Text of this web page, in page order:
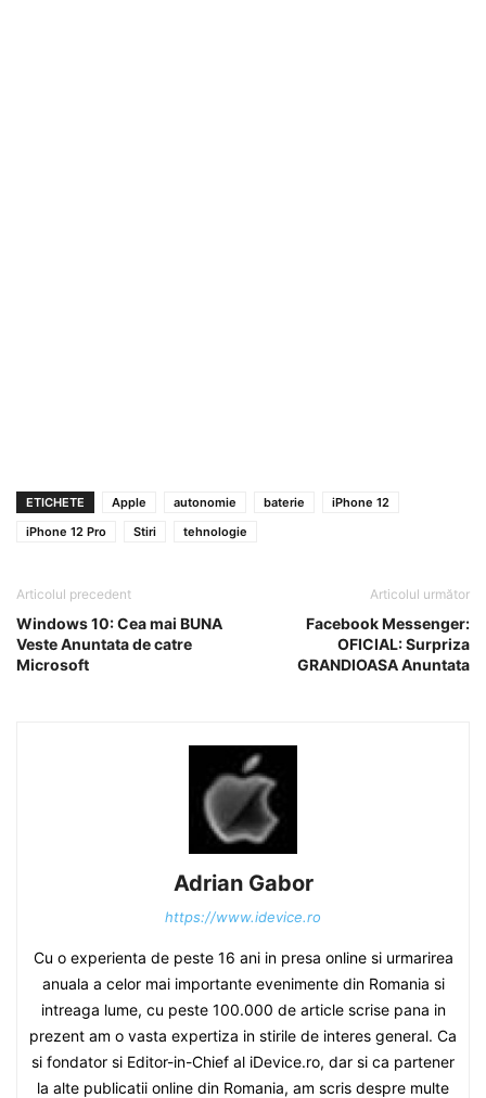
ETICHETE Apple autonomie baterie
iPhone 12
iPhone 12 Pro
Stiri tehnologie
Articolul precedent
Windows 10: Cea mai BUNA
Veste Anuntata de catre
Microsoft
Articolul următor
Facebook Messenger:
OFICIAL: Surpriza
GRANDIOASA Anuntata
Adrian Gabor
https://www.idevice.ro
Cu o experienta de peste 16 ani in presa online si urmarirea
anuala a celor mai importante evenimente din Romania si
intreaga lume, cu peste 100.000 de article scrise pana in
prezent am o vasta expertiza in stirile de interes general. Ca
si fondator si Editor-in-Chief al iDevice.ro, dar si ca partener
la alte publicatii online din Romania, am scris despre multe